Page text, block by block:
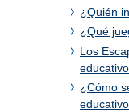
¿Quién
¿Qué
Los
educativo
¿Cómo